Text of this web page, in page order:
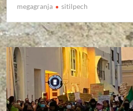
megagranja
sitilpech